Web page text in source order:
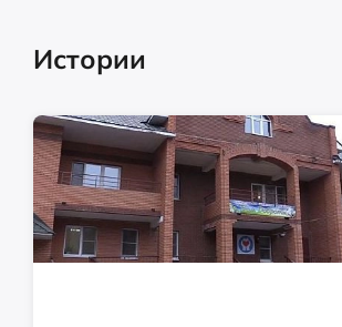
Истории